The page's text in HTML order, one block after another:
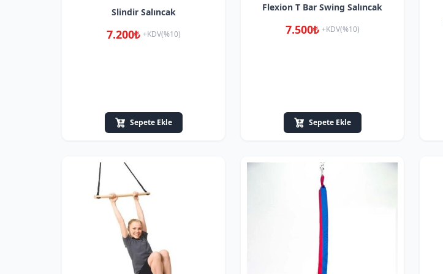
Slindir Salıncak
7.200₺ +KDV(%10)
Sepete Ekle
Flexion T Bar Swing Salıncak
7.500₺ +KDV(%10)
Sepete Ekle